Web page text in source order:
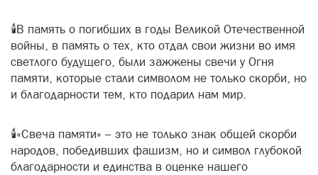
🕯️В память о погибших в годы Великой Отечественной
войны, в память о тех, кто отдал свои жизни во имя
светлого будущего, были зажжены свечи у Огня
памяти, которые стали символом не только скорби, но
и благодарности тем, кто подарил нам мир.
🕯️«Свеча памяти» – это не только знак общей скорби
народов, победивших фашизм, но и символ глубокой
благодарности и единства в оценке нашего